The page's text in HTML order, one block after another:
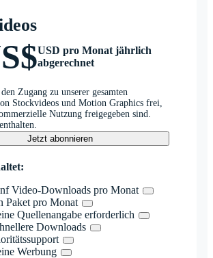
USD pro Monat jährlich
abgerechnet
Zugang zu unserer gesamten
Stockvideos und Motion Graphics frei,
Nutzung freigegeben sind.
Jetzt abonnieren
Video-Downloads pro Monat
Paket pro Monat
Quellenangabe erforderlich
Downloads
Werbung